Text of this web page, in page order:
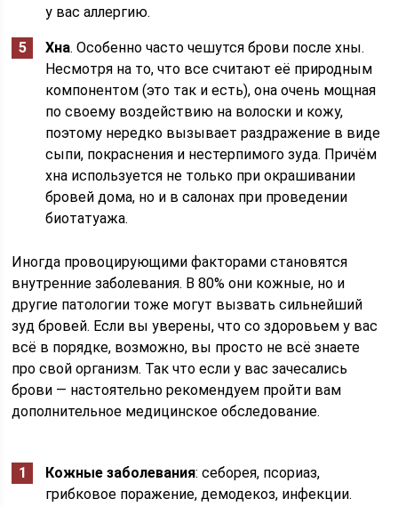
у вас аллергию.
Хна. Особенно часто чешутся брови после хны.
Несмотря на то, что все считают её природным
компонентом (это так и есть), она очень мощная
по своему воздействию на волоски и кожу,
поэтому нередко вызывает раздражение в виде
сыпи, покраснения и нестерпимого зуда. Причём
хна используется не только при окрашивании
бровей дома, но и в салонах при проведении
биотатуажа.
Иногда провоцирующими факторами становятся
внутренние заболевания. В 80% они кожные, но и
другие патологии тоже могут вызвать сильнейший
зуд бровей. Если вы уверены, что со здоровьем у вас
всё в порядке, возможно, вы просто не всё знаете
про свой организм. Так что если у вас зачесались
брови — настоятельно рекомендуем пройти вам
дополнительное медицинское обследование.
Кожные заболевания: себорея, псориаз,
грибковое поражение, демодекоз, инфекции.